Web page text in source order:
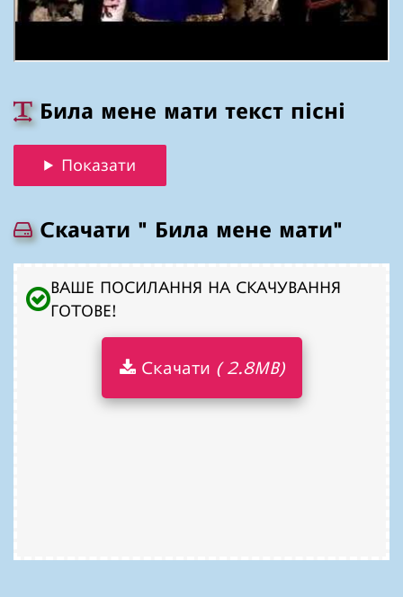
Била мене мати текст пісні
Показати
Скачати " Била мене мати"
ВАШЕ ПОСИЛАННЯ НА СКАЧУВАННЯ
ГОТОВЕ!
Скачати ( 2.8MB)